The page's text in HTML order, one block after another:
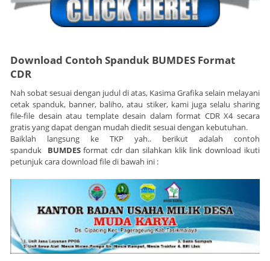
Download Contoh Spanduk BUMDES Format
CDR
Nah sobat sesuai dengan judul di atas, Kasima Grafika selain melayani
cetak spanduk, banner, baliho, atau stiker, kami juga selalu sharing
file-file desain atau template desain dalam format CDR X4 secara
gratis yang dapat dengan mudah diedit sesuai dengan kebutuhan.
Baiklah langsung ke TKP yah.. berikut adalah contoh
spanduk
BUMDESformat cdr dan silahkan klik link download ikuti
petunjuk cara download file di bawah ini :